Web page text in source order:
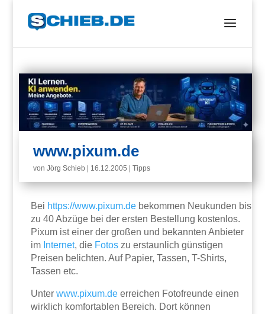
www.pixum.de
vonJörg Schieb 16.12.2005 |Tipps
Bei https://www.pixum.de bekommen Neukunden bis
zu 40 Abzüge bei der ersten Bestellung kostenlos.
Pixum ist einer der großen und bekannten Anbieter
im Internet, die Fotos zu erstaunlich günstigen
Preisen belichten. Auf Papier, Tassen, T-Shirts,
Tassen etc.
Unterwww.pixum.de erreichen Fotofreunde einen
wirklich komfortablen Bereich. Dort können